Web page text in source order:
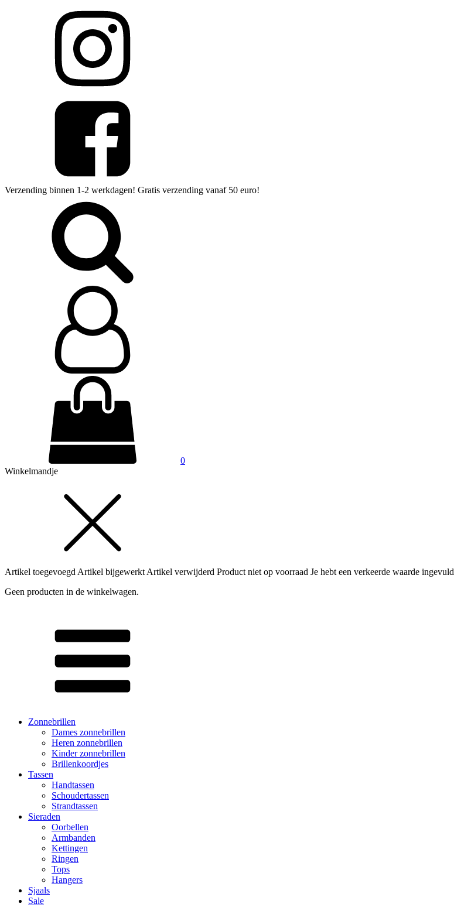
Verzending binnen 1-2 werkdagen! Gratis verzending vanaf 50 euro!
0
Winkelmandje
Artikel toegevoegd Artikel bijgewerkt Artikel verwijderd Product niet op voorraad Je hebt een verkeerde waarde ingevuld
Geen producten in de winkelwagen.
Zonnebrillen
Dames zonnebrillen
Heren zonnebrillen
Kinder zonnebrillen
Brillenkoordjes
Tassen
Handtassen
Schoudertassen
Strandtassen
Sieraden
Oorbellen
Armbanden
Kettingen
Ringen
Tops
Hangers
Sjaals
Sale